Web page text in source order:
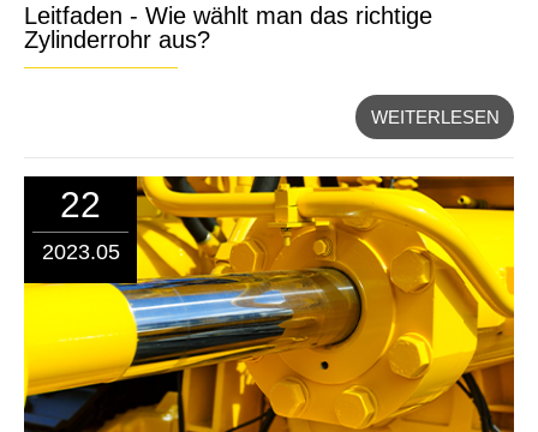
Leitfaden - Wie wählt man das richtige
Zylinderrohr aus?
WEITERLESEN
22
2023.05